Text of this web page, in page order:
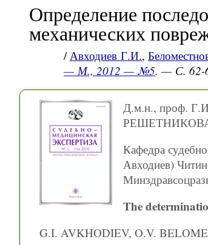
Определение
механических
/Авходиев Г.И.,
— М., 2012 — №5. — С. 62-
Д.м.н., проф.
Кафедра
Авходиев)
The
G.I. AVKHODIEV, O.V.